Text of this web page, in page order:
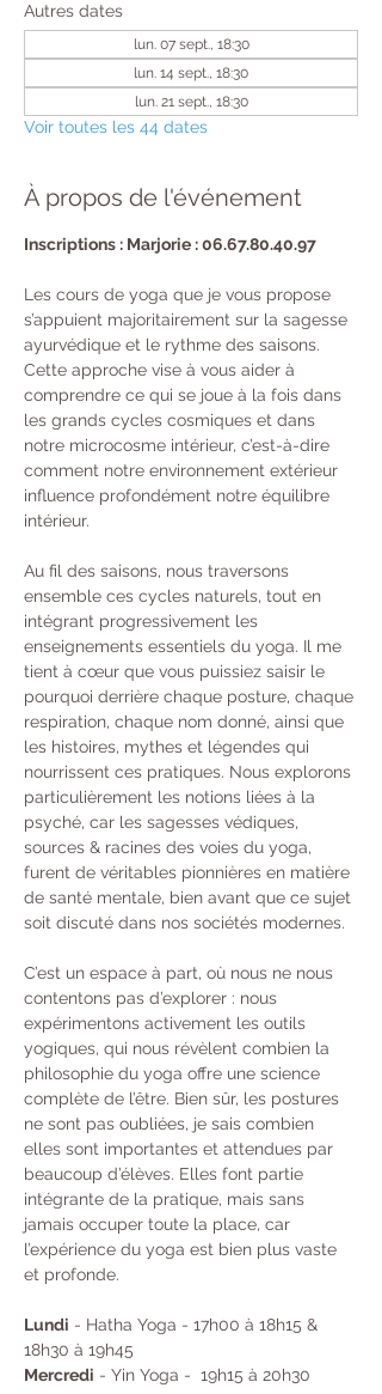
Autres dates
lun. 07 sept., 18:30
lun. 14 sept., 18:30
lun. 21 sept., 18:30
Voir toutes les 44 dates
À propos de l'événement
Inscriptions : Marjorie : 06.67.80.40.97
Les cours de yoga que je vous propose
s’appuient majoritairement sur la sagesse
ayurvédique et le rythme des saisons.
Cette approche vise à vous aider à
comprendre ce qui se joue à la fois dans
les grands cycles cosmiques et dans
notre microcosme intérieur, c’est-à-dire
comment notre environnement extérieur
influence profondément notre équilibre
intérieur.
Au fil des saisons, nous traversons
ensemble ces cycles naturels, tout en
intégrant progressivement les
enseignements essentiels du yoga. Il me
tient à cœur que vous puissiez saisir le
pourquoi derrière chaque posture, chaque
respiration, chaque nom donné, ainsi que
les histoires, mythes et légendes qui
nourrissent ces pratiques. Nous explorons
particulièrement les notions liées à la
psyché, car les sagesses védiques,
sources & racines des voies du yoga,
furent de véritables pionnières en matière
de santé mentale, bien avant que ce sujet
soit discuté dans nos sociétés modernes.
C’est un espace à part, où nous ne nous
contentons pas d’explorer : nous
expérimentons activement les outils
yogiques, qui nous révèlent combien la
philosophie du yoga offre une science
complète de l’être. Bien sûr, les postures
ne sont pas oubliées, je sais combien
elles sont importantes et attendues par
beaucoup d’élèves. Elles font partie
intégrante de la pratique, mais sans
jamais occuper toute la place, car
l’expérience du yoga est bien plus vaste
et profonde.
Lundi - Hatha Yoga - 17h00 à 18h15 &
18h30 à 19h45
Mercredi - Yin Yoga -  19h15 à 20h30